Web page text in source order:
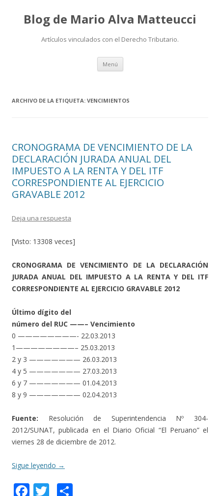
Blog de Mario Alva Matteucci
Artículos vinculados con el Derecho Tributario.
Menú Ir
contenido
ARCHIVO DE LA ETIQUETA: VENCIMIENTOS
CRONOGRAMA DE VENCIMIENTO DE LA
DECLARACIÓN JURADA ANUAL DEL
IMPUESTO A LA RENTA Y DEL ITF
CORRESPONDIENTE AL EJERCICIO
GRAVABLE 2012
Deja una respuesta
[Visto: 13308 veces]
CRONOGRAMA DE VENCIMIENTO DE LA DECLARACIÓN
JURADA ANUAL DEL IMPUESTO A LA RENTA Y DEL ITF
CORRESPONDIENTE AL EJERCICIO GRAVABLE 2012
Último dígito del
número del RUC ——– Vencimiento
0 ————————- 22.03.2013
1————————– 25.03.2013
2 y 3 ——————— 26.03.2013
4 y 5 ——————— 27.03.2013
6 y 7 ——————— 01.04.2013
8 y 9 ——————— 02.04.2013
Fuente: Resolución de Superintendencia Nº 304-
2012/SUNAT, publicada en el Diario Oficial “El Peruano” el
viernes 28 de diciembre de 2012.
Sigue leyendo →
F T